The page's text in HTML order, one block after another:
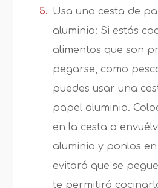
Usa una cesta de
aluminio: Si estás
alimentos que son
pegarse, como
puedes usar una
papel aluminio.
en la cesta o
aluminio y ponlos
evitará que se
te permitirá